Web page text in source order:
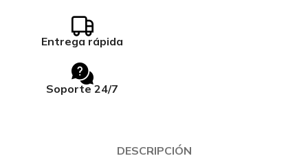
Entrega rápida
Soporte 24/7
DESCRIPCIÓN